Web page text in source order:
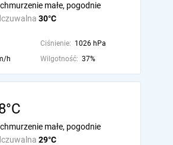
30°C
małe, pogodnie
Ciśnienie: 1026 hPa
h Wilgotność: 37%
29°C
małe, pogodnie